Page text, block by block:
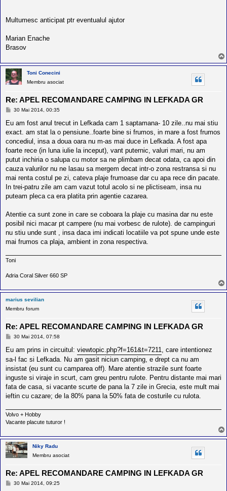
t
e
i
a
o
r
u
t
e
n
o
m
a
n
i
a
Multumesc anticipat ptr eventualul ajutor
Marian Enache
Brasov
Toni Conecini
Membru asociat
Re: APEL RECOMANDARE CAMPING IN LEFKADA GR
M
s
j
30 Mai 2014, 00:35
Eu am fost anul trecut in Lefkada cam 1 saptamana- 10 zile..nu mai stiu
exact. am stat la o pensiune..foarte bine si frumos, in mare a fost frumos
concediul, insa a doua oara nu m-as mai duce in Lefkada. A fost apa
foarte rece (in luna iulie la inceput), vant puternic, valuri mari, nu am
putut inchiria o salupa cu motor sa ne plimbam decat odata, ca apoi din
cauza valurilor nu ne lasau sa mergem decat intr-o zona restransa si nu
mai renta costul pe zi, cateva plaje frumoase dar cu apa rece din pacate.
In trei-patru zile am cam vazut totul acolo si ne plictiseam, insa nu
puteam pleca ca era platita prin agentie cazarea.
Atentie ca sunt zone in care se coboara la plaje cu masina dar nu este
posibil nici macar pt campere (nu mai vorbesc de rulote). de campinguri
nu stiu unde sunt , insa daca imi indicati locatiile va pot spune unde este
mai frumos ca plaja, ambient in zona respectiva.
Toni
Adria Coral Silver 660 SP
marius sevilian
Membru forum
Re: APEL RECOMANDARE CAMPING IN LEFKADA GR
M
s
j
30 Mai 2014, 07:58
Eu am prins in circuitul: viewtopic.php?f=161&t=7211
, care intentionez
sa-l fac si Lefkada. Nu am gasit niciun camping, e drept ca nu am
insistat (eu sunt cu camparea off). Mare atentie strazile sunt foarte
inguste si viraje in scurt, cam greu pentru rulote. Pentru distante mai mari
fata de casa, si vacante scurte de pana la 7 zile in Grecia, este mult mai
ieftin cu cazare; de la 80% pana la 50% fata de costurile cu rulota.
Volvo + Hobby
Vacante placute tuturor !
Niky Radu
Membru asociat
Re: APEL RECOMANDARE CAMPING IN LEFKADA GR
M30 Mai 2014, 09:25